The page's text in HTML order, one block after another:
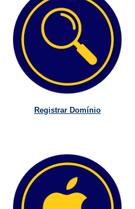
Registrar Domínio